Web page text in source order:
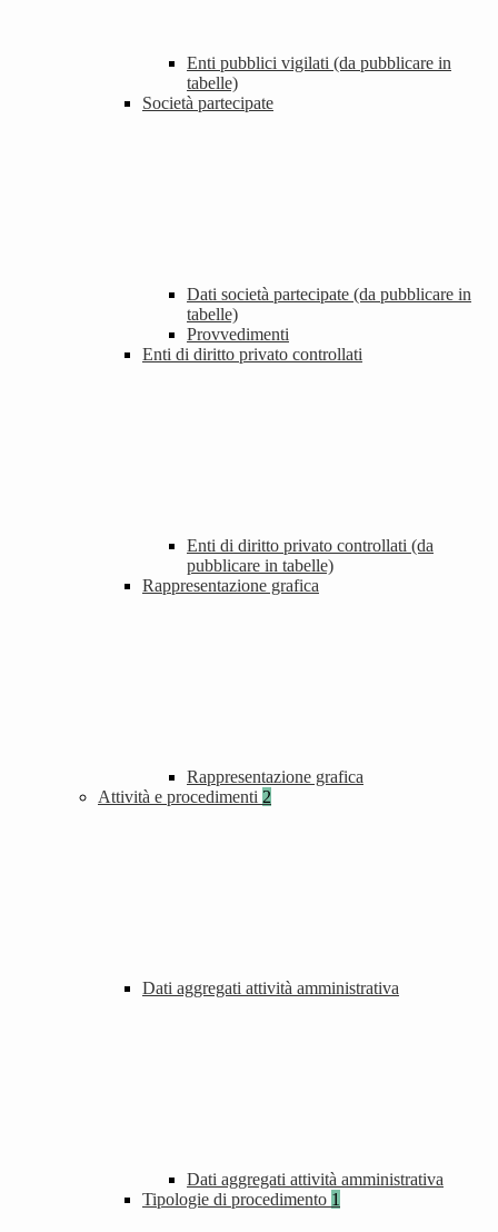
Enti pubblici vigilati (da pubblicare in
tabelle)
Società partecipate
Dati società partecipate (da pubblicare in
tabelle)
Provvedimenti
Enti di diritto privato controllati
Enti di diritto privato controllati (da
pubblicare in tabelle)
Rappresentazione grafica
Rappresentazione grafica
Attività e procedimenti 2
Dati aggregati attività amministrativa
Dati aggregati attività amministrativa
Tipologie di procedimento 1